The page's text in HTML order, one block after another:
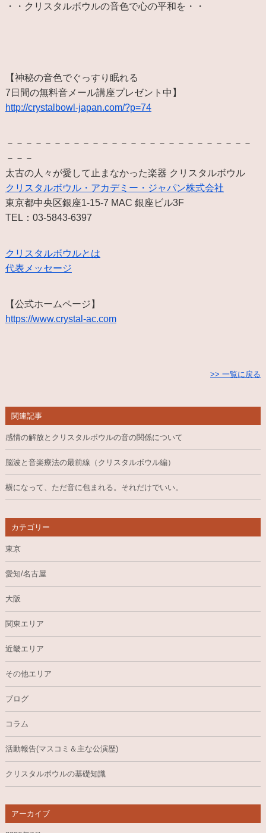
・・クリスタルボウルの音色で心の平和を・・
【神秘の音色でぐっすり眠れる
7日間の無料音メール講座プレゼント中】
http://crystalbowl-japan.com/?p=74
－－－－－－－－－－－－－－－－－－－－－－－－－－
－－－
太古の人々が愛して止まなかった楽器 クリスタルボウル
クリスタルボウル・アカデミー・ジャパン株式会社
東京都中央区銀座1-15-7 MAC 銀座ビル3F
TEL：03-5843-6397
クリスタルボウルとは
代表メッセージ
【公式ホームページ】
https://www.crystal-ac.com
>> 一覧に戻る
関連記事
感情の解放とクリスタルボウルの音の関係について
脳波と音楽療法の最前線（クリスタルボウル編）
横になって、ただ音に包まれる。それだけでいい。
カテゴリー
東京
愛知/名古屋
大阪
関東エリア
近畿エリア
その他エリア
ブログ
コラム
活動報告(マスコミ＆主な公演歴)
クリスタルボウルの基礎知識
アーカイブ